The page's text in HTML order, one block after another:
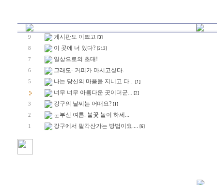
9 게시판도 이쁘고 [3]
8 이 곳에 너 있다? [213]
7 일상으로의 초대!
6 그래도- 커피가 마시고싶다.
5 나는 당신의 마음을 지니고 다... [1]
너무 너무 아름다운 곳이더군... [2]
3 강구의 날씨는 어때요? [1]
2 눈부신 여름. 불꽃 놀이 하세...
1 강구에서 팔각산가는 방법이요.... [6]